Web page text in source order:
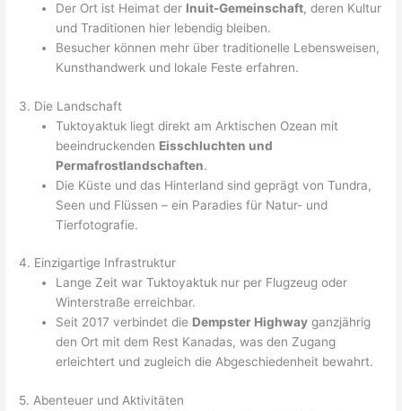
Der Ort ist Heimat der Inuit-Gemeinschaft, deren Kultur
und Traditionen hier lebendig bleiben.
Besucher können mehr über traditionelle Lebensweisen,
Kunsthandwerk und lokale Feste erfahren.
3. Die Landschaft
Tuktoyaktuk liegt direkt am Arktischen Ozean mit
beeindruckenden Eisschluchten und
Permafrostlandschaften.
Die Küste und das Hinterland sind geprägt von Tundra,
Seen und Flüssen – ein Paradies für Natur- und
Tierfotografie.
4. Einzigartige Infrastruktur
Lange Zeit war Tuktoyaktuk nur per Flugzeug oder
Winterstraße erreichbar.
Seit 2017 verbindet die Dempster Highway ganzjährig
den Ort mit dem Rest Kanadas, was den Zugang
erleichtert und zugleich die Abgeschiedenheit bewahrt.
5. Abenteuer und Aktivitäten